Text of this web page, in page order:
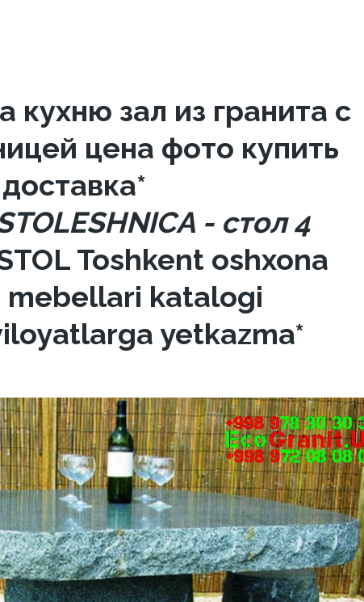
зал из гранита с
цена фото купить
- стол 4
Toshkent oshxona
mebellari katalogi
yetkazma*